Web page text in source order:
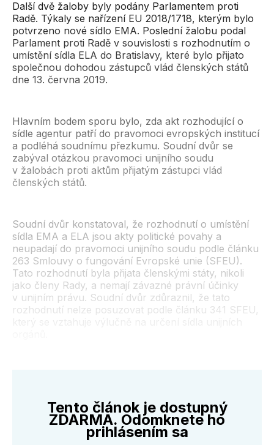
Další dvě žaloby byly podány Parlamentem proti
Radě. Týkaly se nařízení EU 2018/1718, kterým bylo
potvrzeno nové sídlo EMA. Poslední žalobu podal
Parlament proti Radě v souvislosti s rozhodnutím o
umístění sídla ELA do Bratislavy, které bylo přijato
společnou dohodou zástupců vlád členských států
dne 13. června 2019.
Hlavním bodem sporu bylo, zda akt rozhodující o
sídle agentur patří do pravomoci evropských institucí
a podléhá soudnímu přezkumu. Soudní dvůr se
zabýval otázkou pravomoci unijního soudu
v žalobách proti aktům přijatým zástupci vlád
členských států.
Soudní dvůr konstatoval, že rozhodnutí o umístění
sídla EMA a ELA jsou akty politické povahy a
neupadají do pravomoci unijního soudu podle článku
263 Smlouvy o fungování Evropské unie (SFEU).
Tato rozhodnutí byla přijata členskými státy, nikoli
jako členy Rady, a nemají závazné právní účinky
v unijním právu. Soudní dvůr zdůraznil, že tato
rozhodnutí nelze posuzovat podle článku 341 SFEU,
Tento článok je dostupný
ZDARMA. Odomknete ho
prihlásením sa